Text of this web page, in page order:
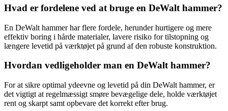
Hvad er fordelene ved at bruge en DeWalt hammer?
En DeWalt hammer har flere fordele, herunder hurtigere og mere
effektiv boring i hårde materialer, lavere risiko for tilstopning og
længere levetid på værktøjet på grund af den robuste konstruktion.
Hvordan vedligeholder man en DeWalt hammer?
For at sikre optimal ydeevne og levetid på din DeWalt hammer, er
det vigtigt at regelmæssigt smøre bevægelige dele, holde værktøjet
rent og skarpt samt opbevare det korrekt efter brug.